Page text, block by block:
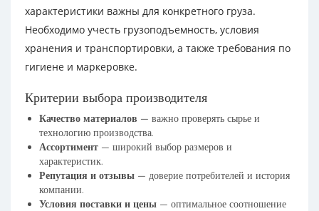
характеристики важны для конкретного груза.
Необходимо учесть грузоподъемность, условия
хранения и транспортировки, а также требования по
гигиене и маркеровке.
Критерии выбора производителя
Качество материалов — важно проверять сырье и
технологию производства.
Ассортимент — широкий выбор размеров и
характеристик.
Репутация и отзывы — доверие потребителей и история
компании.
Условия поставки и цены — оптимальное соотношение